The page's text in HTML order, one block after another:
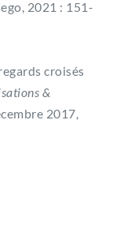
2021 : 151-
croisés
&
2017,